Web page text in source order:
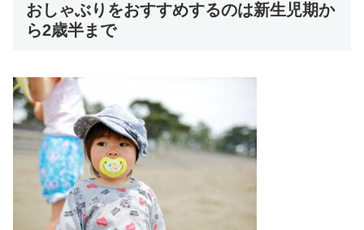
おしゃぶりをおすすめするのは新生児期か
ら2歳半まで